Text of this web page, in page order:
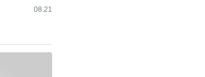
등록일
08.21